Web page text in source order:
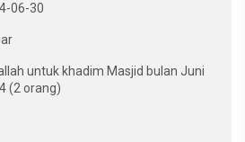
06-30
untuk khadim Masjid bulan Juni
(2 orang)